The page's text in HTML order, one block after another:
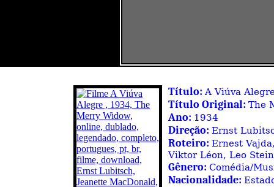
Título:A Viúva
Título Original: The
Ano: 1934
Direção: Ernst
Roteiro: Ernest
Viktor Léon, Leo Stein
Gênero: Comédia/
Nacionalidade: